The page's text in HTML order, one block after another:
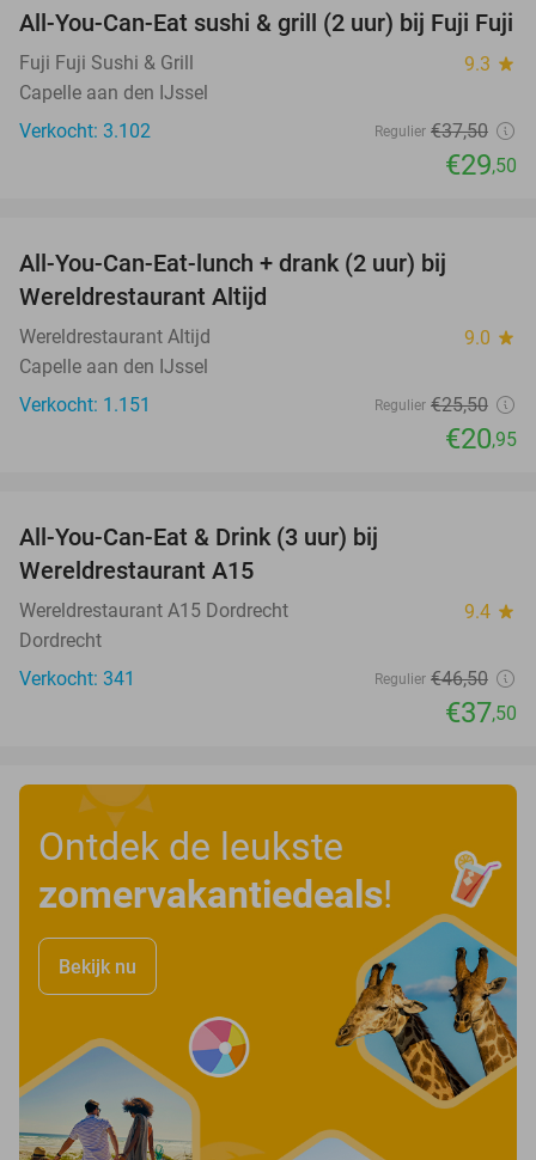
21%
All-You-Can-Eat sushi & grill (2 uur) bij Fuji Fuji
Fuji Fuji Sushi & Grill 9.3 star
Capelle aan den IJssel
Verkocht: 3.102
Regulier €37,50
€29,50
All-You-Can-Eat-lunch + drank (2 uur) bij
Wereldrestaurant Altijd
Wereldrestaurant Altijd 9.0 star
Capelle aan den IJssel
Verkocht: 1.151
Regulier €25,50
€20,95
All-You-Can-Eat & Drink (3 uur) bij
Wereldrestaurant A15
Wereldrestaurant A15 Dordrecht 9.4 star
Dordrecht
Verkocht: 341
Regulier €46,50
€37,50
Ontdek de leukste
zomervakantiedeals!
Bekijk nu